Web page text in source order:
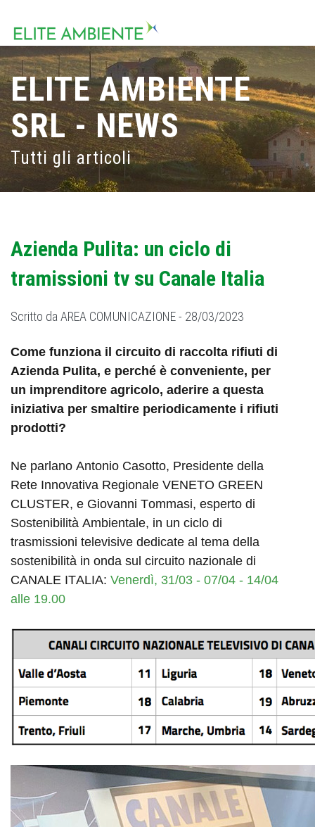
ELITE AMBIENTE
SRL - NEWS
Tutti gli articoli
Azienda Pulita: un ciclo di
tramissioni tv su Canale Italia
Scritto da AREA COMUNICAZIONE - 28/03/2023
Come funziona il circuito di raccolta rifiuti di
Azienda Pulita, e perché è conveniente, per
un imprenditore agricolo, aderire a questa
iniziativa per smaltire periodicamente i rifiuti
prodotti?
Ne parlano Antonio Casotto, Presidente della
Rete Innovativa Regionale VENETO GREEN
CLUSTER, e Giovanni Tommasi, esperto di
Sostenibilità Ambientale, in un ciclo di
trasmissioni televisive dedicate al tema della
sostenibilità in onda sul circuito nazionale di
CANALE ITALIA: Venerdì, 31/03 - 07/04 - 14/04
alle 19.00